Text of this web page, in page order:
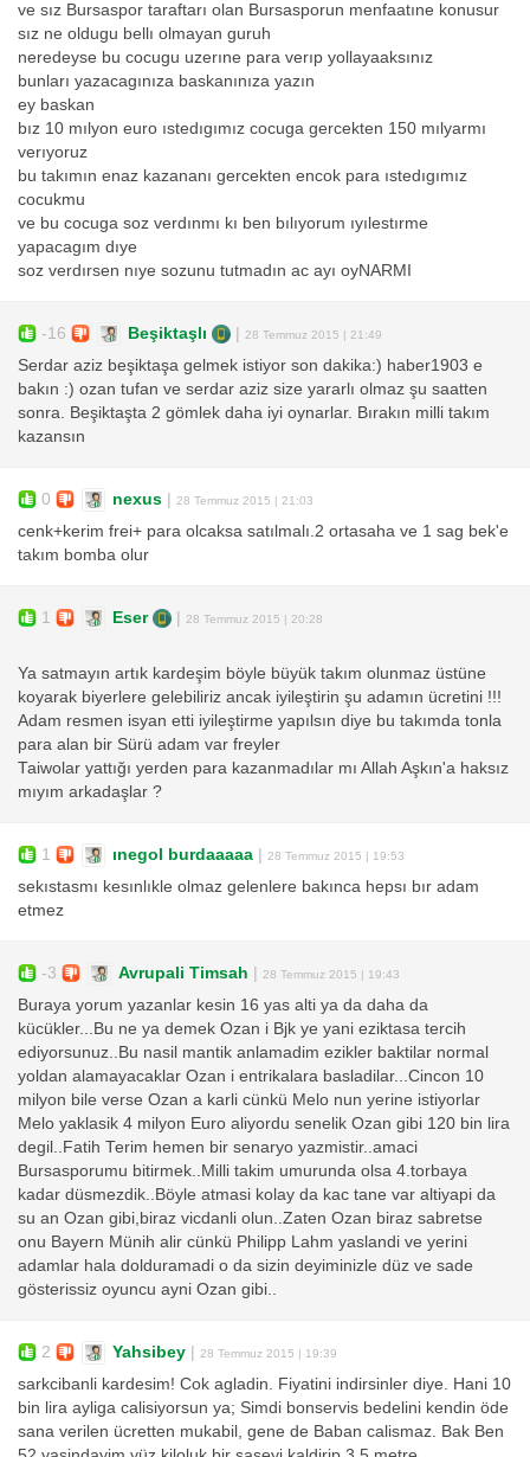
ve sız Bursaspor taraftarı olan Bursasporun menfaatıne konusur
sız ne oldugu bellı olmayan guruh
neredeyse bu cocugu uzerıne para verıp yollayaaksınız
bunları yazacagınıza baskanınıza yazın
ey baskan
bız 10 mılyon euro ıstedıgımız cocuga gercekten 150 mılyarmı
verıyoruz
bu takımın enaz kazananı gercekten encok para ıstedıgımız
cocukmu
ve bu cocuga soz verdınmı kı ben bılıyorum ıyılestırme
yapacagım dıye
soz verdırsen nıye sozunu tutmadın ac ayı oyNARMI
-16 Beşiktaşlı 28 Temmuz 2015 | 21:49
Serdar aziz beşiktaşa gelmek istiyor son dakika:) haber1903 e
bakın :) ozan tufan ve serdar aziz size yararlı olmaz şu saatten
sonra. Beşiktaşta 2 gömlek daha iyi oynarlar. Bırakın milli takım
kazansın
0 nexus 28 Temmuz 2015 | 21:03
cenk+kerim frei+ para olcaksa satılmalı.2 ortasaha ve 1 sag bek'e
takım bomba olur
1 Eser 28 Temmuz 2015 | 20:28
Ya satmayın artık kardeşim böyle büyük takım olunmaz üstüne
koyarak biyerlere gelebiliriz ancak iyileştirin şu adamın ücretini !!!
Adam resmen isyan etti iyileştirme yapılsın diye bu takımda tonla
para alan bir Sürü adam var freyler
Taiwolar yattığı yerden para kazanmadılar mı Allah Aşkın'a haksız
mıyım arkadaşlar ?
1 ınegol burdaaaaa 28 Temmuz 2015 | 19:53
sekıstasmı kesınlıkle olmaz gelenlere bakınca hepsı bır adam
etmez
-3 Avrupali Timsah 28 Temmuz 2015 | 19:43
Buraya yorum yazanlar kesin 16 yas alti ya da daha da
kücükler...Bu ne ya demek Ozan i Bjk ye yani eziktasa tercih
ediyorsunuz..Bu nasil mantik anlamadim ezikler baktilar normal
yoldan alamayacaklar Ozan i entrikalara basladilar...Cincon 10
milyon bile verse Ozan a karli cünkü Melo nun yerine istiyorlar
Melo yaklasik 4 milyon Euro aliyordu senelik Ozan gibi 120 bin lira
degil..Fatih Terim hemen bir senaryo yazmistir..amaci
Bursasporumu bitirmek..Milli takim umurunda olsa 4.torbaya
kadar düsmezdik..Böyle atmasi kolay da kac tane var altiyapi da
su an Ozan gibi,biraz vicdanli olun..Zaten Ozan biraz sabretse
onu Bayern Münih alir cünkü Philipp Lahm yaslandi ve yerini
adamlar hala dolduramadi o da sizin deyiminizle düz ve sade
gösterissiz oyuncu ayni Ozan gibi..
2 Yahsibey 28 Temmuz 2015 | 19:39
sarkcibanli kardesim! Cok agladin. Fiyatini indirsinler diye. Hani 10
bin lira ayliga calisiyorsun ya; Simdi bonservis bedelini kendin öde
sana verilen ücretten mukabil, gene de Baban calismaz. Bak Ben